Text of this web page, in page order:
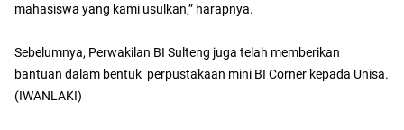
mahasiswa yang kami usulkan,” harapnya.
Sebelumnya, Perwakilan BI Sulteng juga telah memberikan
bantuan dalam bentuk perpustakaan mini BI Corner kepada Unisa.
(IWANLAKI)